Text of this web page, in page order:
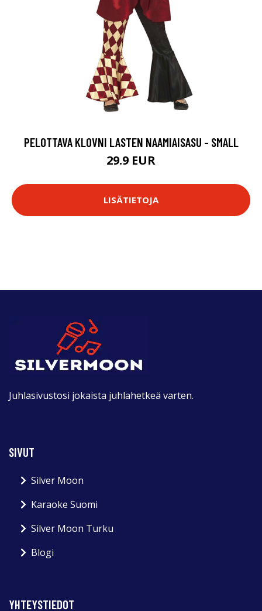
PELOTTAVA KLOVNI LASTEN NAAMIAISASU - SMALL
29.9 EUR
LISÄTIETOJA
Juhlasivustosi jokaista juhlahetkeä varten.
SIVUT
Silver Moon
Karaoke Suomi
Silver Moon Turku
Blogi
YHTEYSTIEDOT